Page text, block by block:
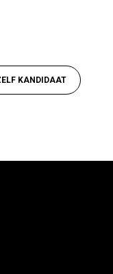
KANDIDAAT